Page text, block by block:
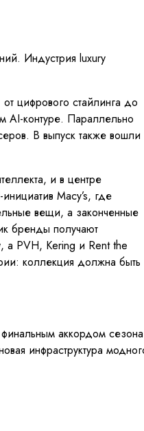
Индустрия luxury
цифрового стайлинга до
AI-контуре. Параллельно
В выпуск также вошли
и в центре
Macy’s, где
вещи, а законченные
бренды получают
а PVH, Kering и Rent the
коллекция должна быть
аккордом
инфраструктура